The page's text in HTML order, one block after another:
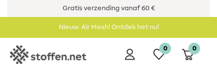
Gratis verzending vanaf 60 €
Nieuw: Air Mesh! Ontdek het nu!
0 0